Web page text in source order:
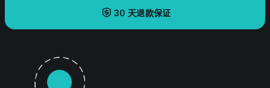
30 天退款保证